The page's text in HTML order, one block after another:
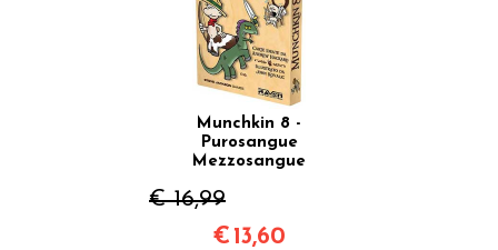
Munchkin 8 -
Purosangue
Mezzosangue
€ 16,99
€ 13,60